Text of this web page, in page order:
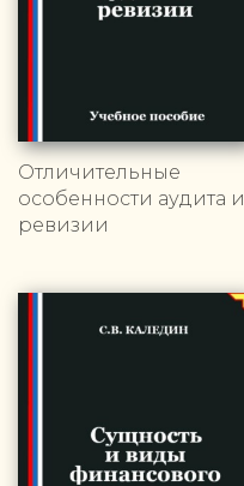
Отличительные
особенности аудита и
ревизии